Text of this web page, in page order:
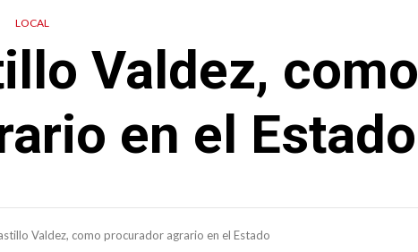
LOCAL
Valdez, como
en el Estado
Valdez, como procurador agrario en el Estado